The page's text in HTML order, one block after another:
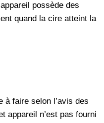
possède des
quand la cire atteint la
à faire selon l’avis des
appareil n’est pas fourni